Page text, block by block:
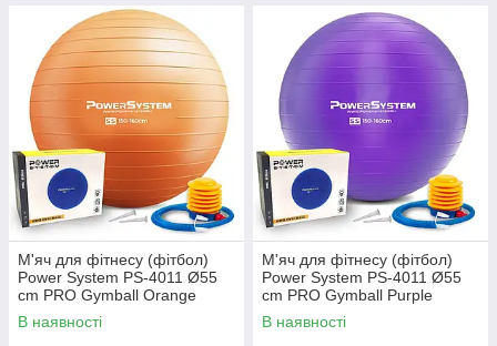
М'яч для фітнесу (фітбол)
Power System PS-4011 Ø55
cm PRO Gymball Orange
В наявності
М'яч для фітнесу (фітбол)
Power System PS-4011 Ø55
cm PRO Gymball Purple
В наявності